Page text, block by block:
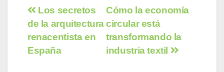
Navegación
de
entradas
Cómo la economía
circular está
transformando la
industria textil
Los secretos
de la arquitectura
renacentista en
España